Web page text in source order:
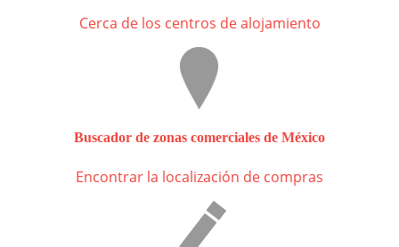
Cerca de los centros de alojamiento
Buscador de zonas comerciales de México
Encontrar la localización de compras